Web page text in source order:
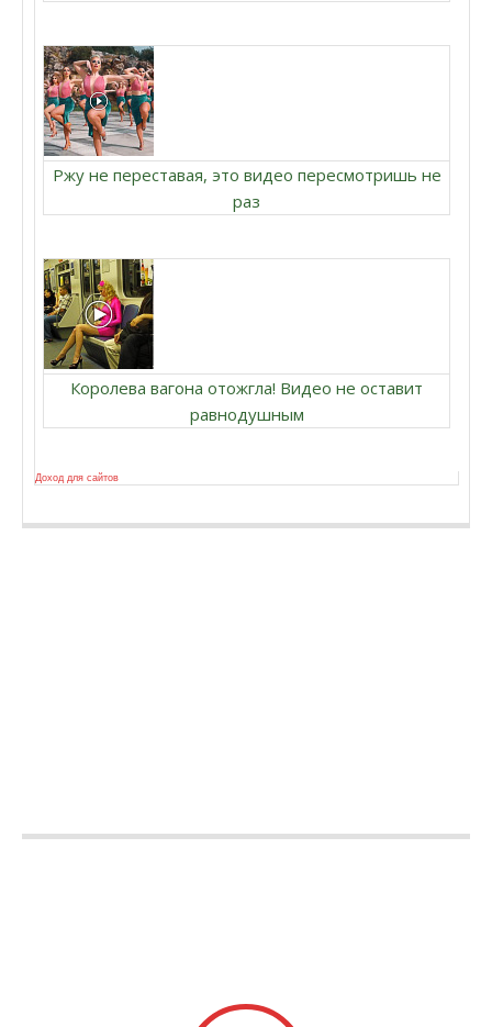
Ржу не переставая, это видео пересмотришь не
раз
Королева вагона отожгла! Видео не оставит
равнодушным
Доход для сайтов